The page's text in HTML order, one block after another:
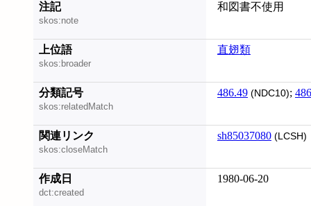
注記
skos:note
和図書不使用
上位語
skos:broader
直翅類
分類記号
skos:relatedMatch
486.49 (NDC10);
関連リンク
skos:closeMatch
sh85037080 (LCSH)
作成日
dct:created
1980-06-20